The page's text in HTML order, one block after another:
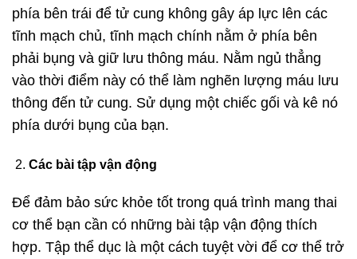
phía bên trái để tử cung không gây áp lực lên các
tĩnh mạch chủ, tĩnh mạch chính nằm ở phía bên
phải bụng và giữ lưu thông máu. Nằm ngủ thẳng
vào thời điểm này có thể làm nghẽn lượng máu lưu
thông đến tử cung. Sử dụng một chiếc gối và kê nó
phía dưới bụng của bạn.
Các bài tập vận động
Để đảm bảo sức khỏe tốt trong quá trình mang thai
cơ thể bạn cần có những bài tập vận động thích
hợp. Tập thể dục là một cách tuyệt vời để cơ thể trở